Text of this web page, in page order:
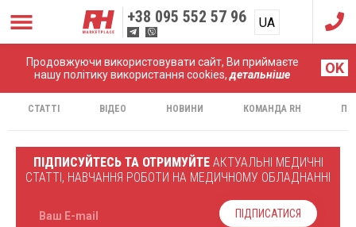
Продовжуючи використовувати сайт, Ви приймаєте
нашу політику використання cookies,детальніше OK
+38 095 552 57 96 UA
RU
Головна Статті
СТАТТІ ВІДЕО НОВИНИ КОМАНДА RH
ПІДПИСУЙТЕСЬ ТА ОТРИМУЙТЕАКТУАЛЬНІ МЕДИЧНІ
СТАТТІ, НАВЧАННЯ РОБОТИ НА МЕДИЧНОМУ ОБЛАДНАННІ
Ваш E-mail ПІДПИСАТИСЯ